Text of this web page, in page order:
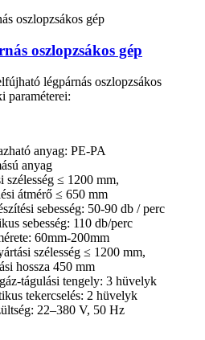
oszlopzsákos gép
légpárnás oszlopzsákos
paraméterei:
anyag: PE-PA
anyag
szélesség ≤ 1200 mm,
átmérő ≤ 650 mm
sebesség: 50-90 db / perc
sebesség: 110 db/perc
60mm-200mm
szélesség ≤ 1200 mm,
hossza 450 mm
tágulási tengely: 3 hüvelyk
tekercselés: 2 hüvelyk
22–380 V, 50 Hz